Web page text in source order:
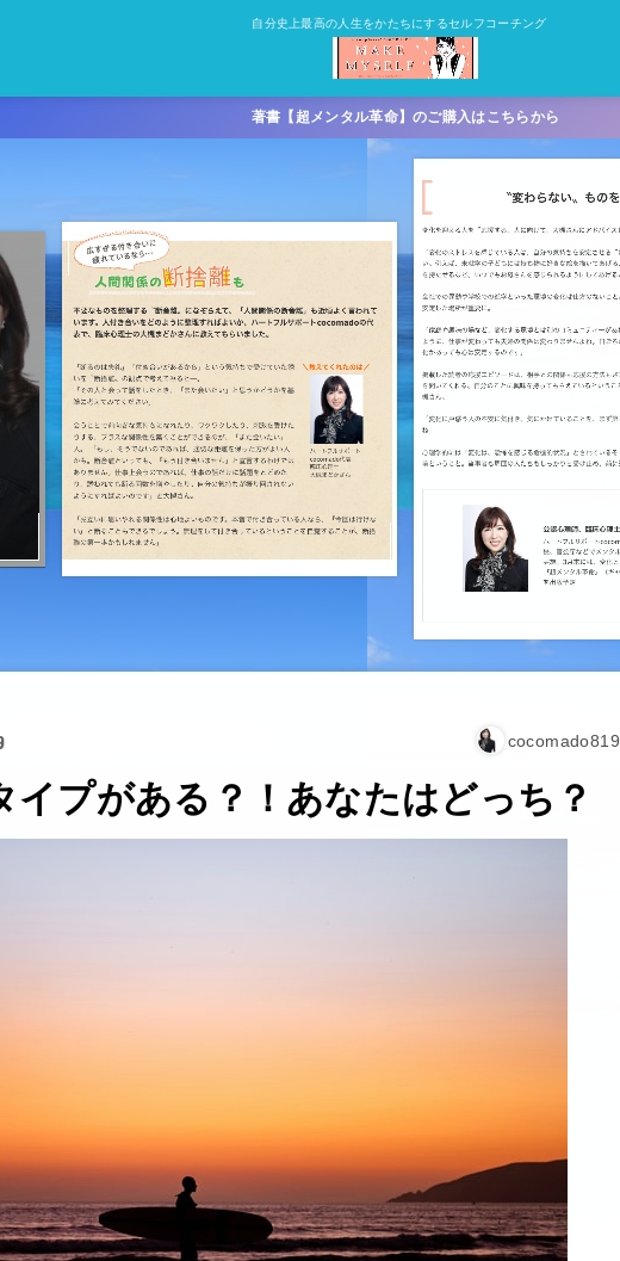
自分史上最高の人生をかたちにするセルフコーチング
著書【超メンタル革命】のご購入はこちらから
cocomado819
イプがある？！あなたはどっち？